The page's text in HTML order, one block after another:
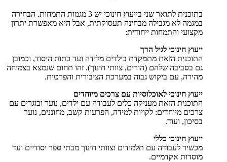
בתוכנית לתואר שני בייעוץ חינוכי יש 3 מגמות התמחות. הבחירה
במגמה לא מגבילה מבחינה תעסוקתית, אבל היא מאפשרת יתרון
מקצועי והתמחות ייחודית:
ייעוץ חינוכי לגיל הרך
התוכנית הזאת מתמקדת בילדים מלידה ועד כתות היסוד, וכמובן
גם בסביבה שלהם (הורים, צוותי חינוך). זהו תחום שנמצא בצמיחה
מהירה, עם ביקוש גבוה במערכת הציבורית והפרטית.
ייעוץ חינוכי לאוכלוסיות עם צרכים מיוחדים
התוכנית הזאת מעניקה כלים לעבודה עם ילדים, נוער ובוגרים עם
צרכים מיוחדים: לקויות למידה, הפרעות קשב, מחוננים, נוער
בסיכון, ועוד.
ייעוץ חינוכי כללי
מכשיר לעבודה עם תלמידים וצוותי חינוך מבתי ספר יסודיים ועד
מוסדות אקדמיים.